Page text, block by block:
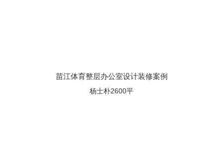
苗江体育整层办公室设计装修案例
杨士朴2600平